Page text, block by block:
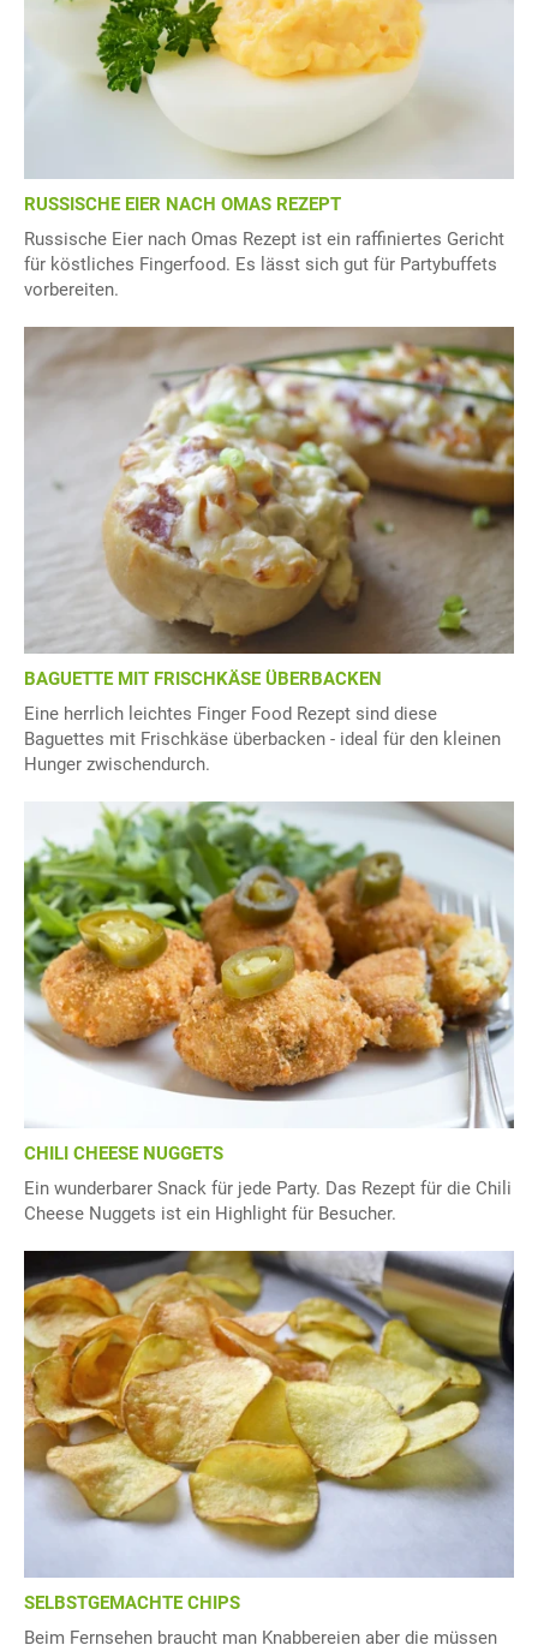
RUSSISCHE EIER NACH OMAS REZEPT
Russische Eier nach Omas Rezept ist ein raffiniertes Gericht
für köstliches Fingerfood. Es lässt sich gut für Partybuffets
vorbereiten.
BAGUETTE MIT FRISCHKÄSE ÜBERBACKEN
Eine herrlich leichtes Finger Food Rezept sind diese
Baguettes mit Frischkäse überbacken - ideal für den kleinen
Hunger zwischendurch.
CHILI CHEESE NUGGETS
Ein wunderbarer Snack für jede Party. Das Rezept für die Chili
Cheese Nuggets ist ein Highlight für Besucher.
SELBSTGEMACHTE CHIPS
Beim Fernsehen braucht man Knabbereien aber die müssen